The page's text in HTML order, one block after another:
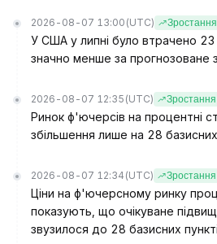
2026-08-07 13:00 (UTC) Зростання
У США у липні було втрачено
значно менше за прогнозоване
2026-08-07 12:35 (UTC) Зростання
Ринок ф'ючерсів на процентні
збільшення лише на 28
2026-08-07 12:34 (UTC) Зростання
Ціни на ф'ючерсному ринку
показують, що очікуване
звузилося до 28 базисних